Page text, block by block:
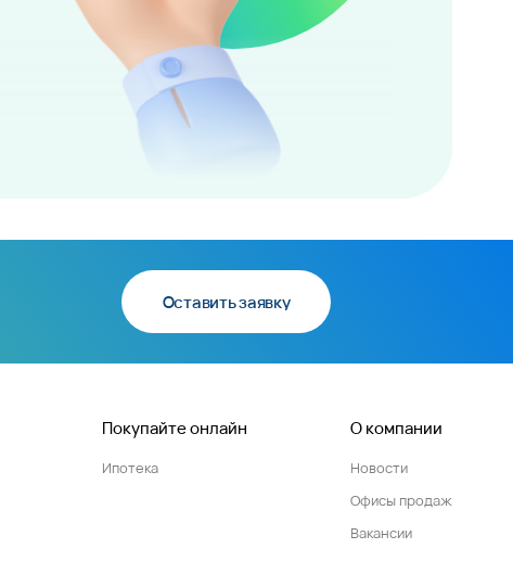
Оставить заявку
Покупайте онлайн
Ипотека
О компании
Новости
Офисы продаж
Вакансии